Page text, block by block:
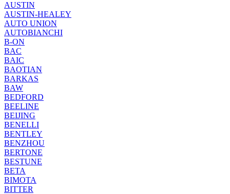
AUSTIN
AUSTIN-HEALEY
AUTO UNION
AUTOBIANCHI
B-ON
BAC
BAIC
BAOTIAN
BARKAS
BAW
BEDFORD
BEELINE
BEIJING
BENELLI
BENTLEY
BENZHOU
BERTONE
BESTUNE
BETA
BIMOTA
BITTER